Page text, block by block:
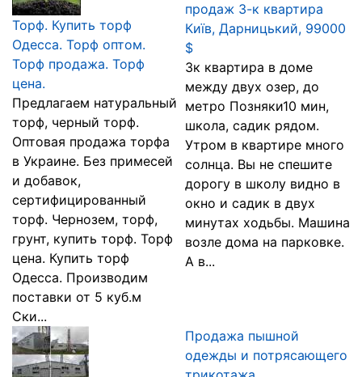
Торф. Купить торф
Одесса. Торф оптом.
Торф продажа. Торф
цена.
Пpeдлагаем натуральный
тоpф, чepный торф.
Oптовая продажа торфа
в Украине. Без примесей
и добавок,
cepтифицированный
торф. Чернозем, торф,
грунт, купить торф. Торф
цена. Купить торф
Одеccа. Производим
поставки от 5 куб.м
Ски...
продаж 3-к квартира
Київ, Дарницький, 99000
$
3к квартира в доме
между двух озер, до
метро Позняки10 мин,
школа, садик рядом.
Утром в квартире много
солнца. Вы не спешите
дорогу в школу видно в
окно и садик в двух
минутах ходьбы. Машина
возле дома на парковке.
А в...
Продажа пышной
одежды и потрясающего